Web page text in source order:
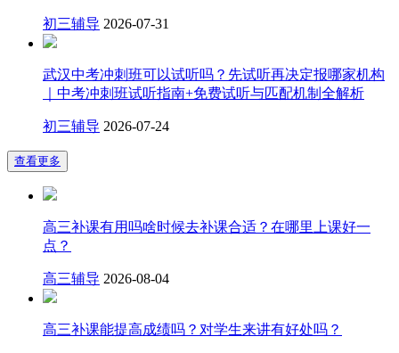
初三辅导 2026-07-31
武汉中考冲刺班可以试听吗？先试听再决定报哪家机构
｜中考冲刺班试听指南+免费试听与匹配机制全解析
初三辅导 2026-07-24
查看更多
高三补课有用吗啥时候去补课合适？在哪里上课好一
点？
高三辅导 2026-08-04
高三补课能提高成绩吗？对学生来讲有好处吗？